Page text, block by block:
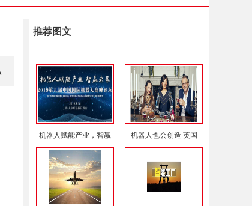
推荐图文
机器人赋能产业，智赢 机器人也会创造 英国